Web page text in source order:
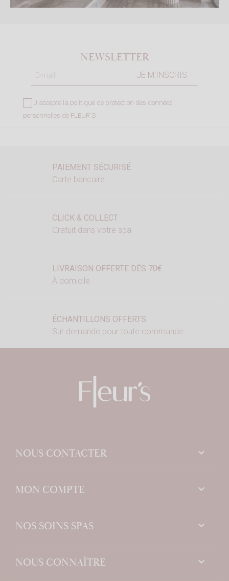
NEWSLETTER
J'accepte la politique de protection des données
personnelles de FLEUR'S
PAIEMENT SÉCURISÉ
Carte bancaire
CLICK & COLLECT
Gratuit dans votre spa
LIVRAISON OFFERTE DÈS 70€
À domicile
ÉCHANTILLONS OFFERTS
Sur demande pour toute commande
NOUS CONTACTER keyboard_arrow_down
MON COMPTE 
NOS SOINS SPAS 
NOUS CONNAÎTRE 